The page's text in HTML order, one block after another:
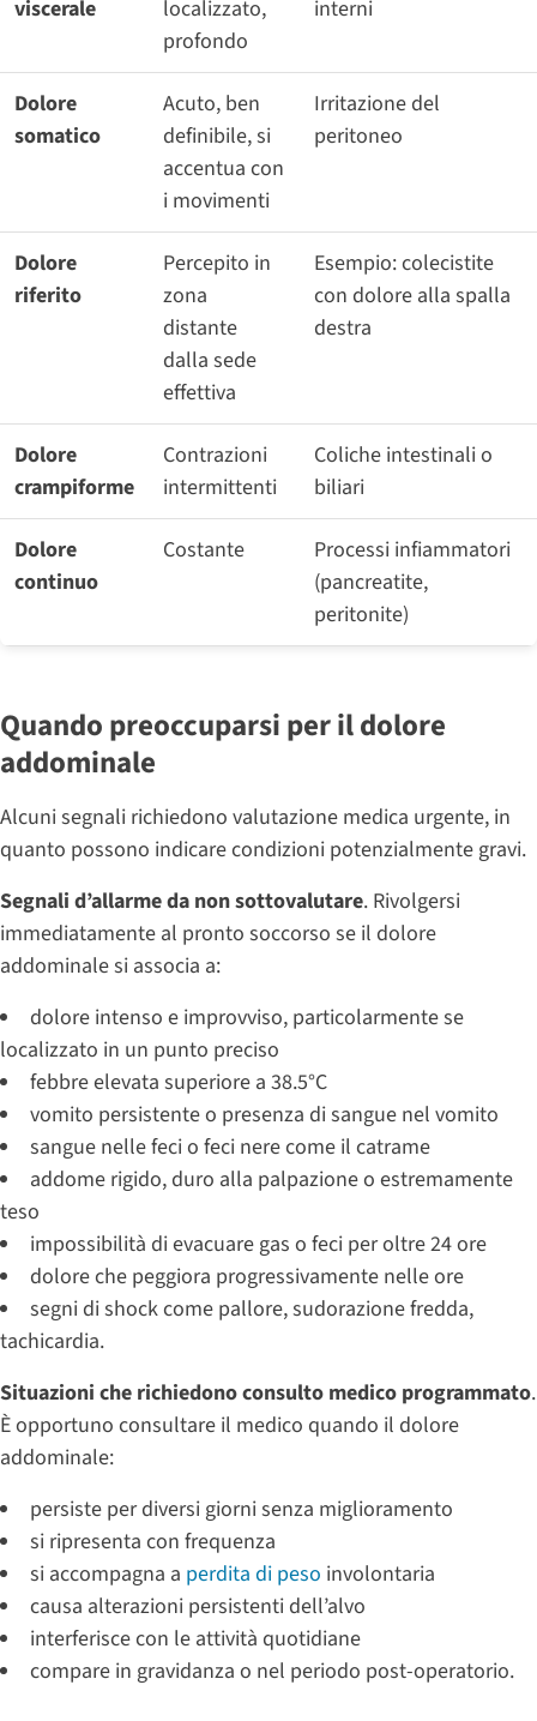
viscerale
localizzato,
profondo
interni
Dolore
somatico
Acuto, ben
definibile, si
accentua con
i movimenti
Irritazione del
peritoneo
Dolore
riferito
Percepito in
zona
distante
dalla sede
effettiva
Esempio: colecistite
con dolore alla spalla
destra
Dolore
crampiforme
Contrazioni
intermittenti
Coliche intestinali o
biliari
Dolore
continuo
Costante
Processi infiammatori
(pancreatite,
peritonite)
Quando preoccuparsi per il dolore
addominale
Alcuni segnali richiedono valutazione medica urgente, in
quanto possono indicare condizioni potenzialmente gravi.
Segnali d’allarme da non sottovalutare. Rivolgersi
immediatamente al pronto soccorso se il dolore
addominale si associa a:
dolore intenso e improvviso, particolarmente se
localizzato in un punto preciso
febbre elevata superiore a 38.5°C
vomito persistente o presenza di sangue nel vomito
sangue nelle feci o feci nere come il catrame
addome rigido, duro alla palpazione o estremamente
teso
impossibilità di evacuare gas o feci per oltre 24 ore
dolore che peggiora progressivamente nelle ore
segni di shock come pallore, sudorazione fredda,
tachicardia.
Situazioni che richiedono consulto medico programmato.
È opportuno consultare il medico quando il dolore
addominale:
persiste per diversi giorni senza miglioramento
si ripresenta con frequenza
si accompagna a perdita di peso involontaria
causa alterazioni persistenti dell’alvo
interferisce con le attività quotidiane
compare in gravidanza o nel periodo post-operatorio.